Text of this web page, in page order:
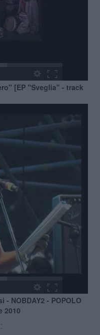
[EP "Sveglia" - track
- NOBDAY2 - POPOLO
2010